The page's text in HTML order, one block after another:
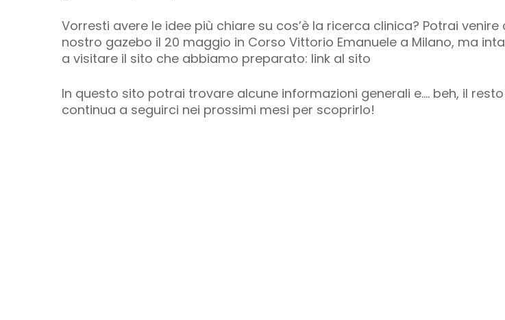
Vorresti avere le idee più chiare su cos’è la ricerca clinica? Potrai
nostro gazebo il 20 maggio in Corso Vittorio Emanuele a Milano, ma
a visitare il sito che abbiamo preparato: link al sito
In questo sito potrai trovare alcune informazioni generali e…. beh, il
continua a seguirci nei prossimi mesi per scoprirlo!